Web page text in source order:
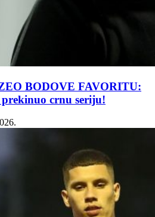
BODOVE FAVORITU:
crnu seriju!